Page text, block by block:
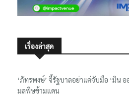
เรื่องล่าสุด
‘ภัทรพงษ์’ จี้รัฐบาลอย่าแค่จับมือ ‘มิน อ
มลพิษข้ามแดน